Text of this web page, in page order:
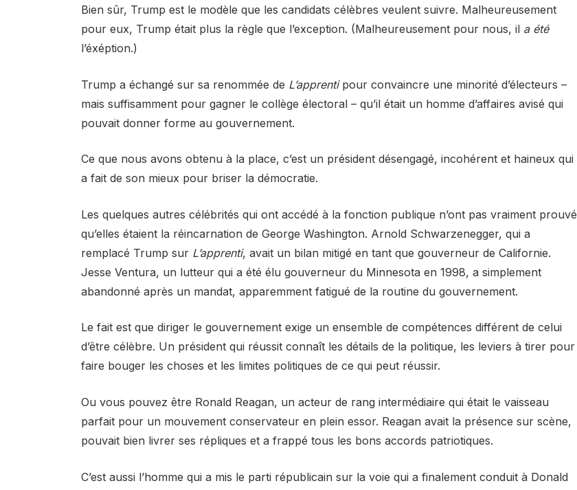
Bien sûr, Trump est le modèle que les candidats célèbres veulent suivre. Malheureusement
pour eux, Trump était plus la règle que l’exception. (Malheureusement pour nous, il a été
l’éxéption.)
Trump a échangé sur sa renommée de L’apprentipour convaincre une minorité d’électeurs –
mais suffisamment pour gagner le collège électoral – qu’il était un homme d’affaires avisé qui
pouvait donner forme au gouvernement.
Ce que nous avons obtenu à la place, c’est un président désengagé, incohérent et haineux qui
a fait de son mieux pour briser la démocratie.
Les quelques autres célébrités qui ont accédé à la fonction publique n’ont pas vraiment prouvé
qu’elles étaient la réincarnation de George Washington. Arnold Schwarzenegger, qui a
remplacé Trump sur L’apprenti, avait un bilan mitigé en tant que gouverneur de Californie.
Jesse Ventura, un lutteur qui a été élu gouverneur du Minnesota en 1998, a simplement
abandonné après un mandat, apparemment fatigué de la routine du gouvernement.
Le fait est que diriger le gouvernement exige un ensemble de compétences différent de celui
d’être célèbre. Un président qui réussit connaît les détails de la politique, les leviers à tirer pour
faire bouger les choses et les limites politiques de ce qui peut réussir.
Ou vous pouvez être Ronald Reagan, un acteur de rang intermédiaire qui était le vaisseau
parfait pour un mouvement conservateur en plein essor. Reagan avait la présence sur scène,
pouvait bien livrer ses répliques et a frappé tous les bons accords patriotiques.
C’est aussi l’homme qui a mis le parti républicain sur la voie qui a finalement conduit à Donald